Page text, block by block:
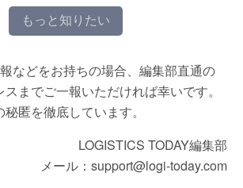
もっと知りたい
などをお持ちの場合、編集部直通の
までご一報いただければ幸いです。
匿を徹底しています。
LOGISTICS TODAY編集部
メール：support@logi-today.com